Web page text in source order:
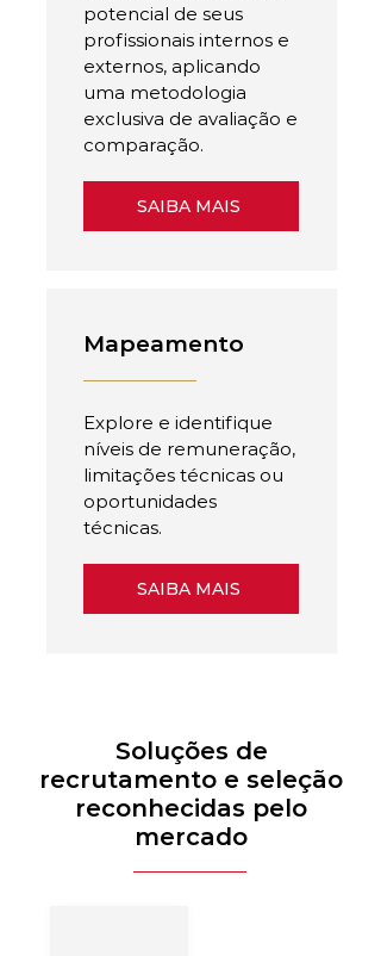
potencial de seus
profissionais internos e
externos, aplicando
uma metodologia
exclusiva de avaliação e
comparação.
SAIBA MAIS
Mapeamento
Explore e identifique
níveis de remuneração,
limitações técnicas ou
oportunidades
técnicas.
SAIBA MAIS
Soluções de
recrutamento e seleção
reconhecidas pelo
mercado